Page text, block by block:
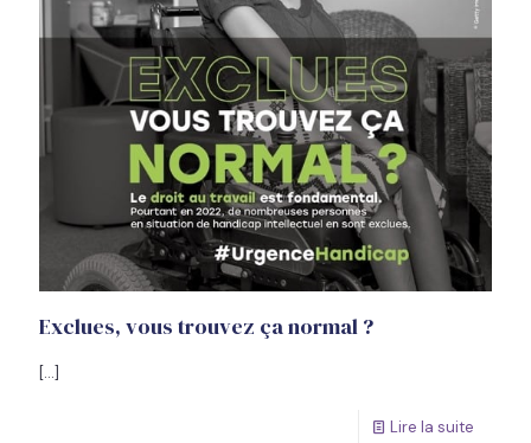
Exclues, vous trouvez ça normal ?
[…]
Lire la suite